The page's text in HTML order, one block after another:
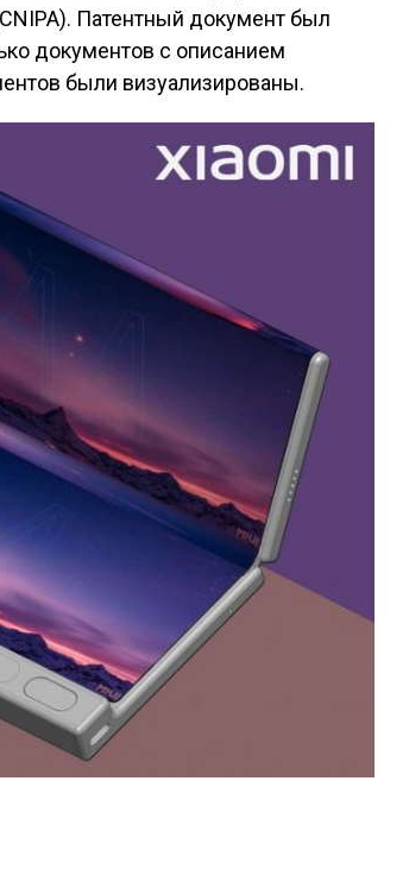
Патентный документ был
документов с описанием
были визуализированы.